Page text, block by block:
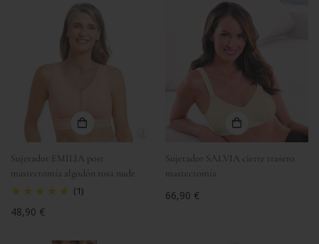
Sujetador EMILIA post
mastectomía algodón rosa nude
(1)
Precio
48,90 €
Sujetador SALVIA cierre trasero
mastectomía
Precio
66,90 €